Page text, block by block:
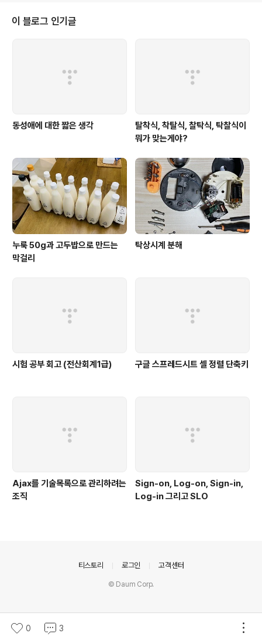
당한가? 증발량이 많은 토기 화분인가? 이런 토질은 물을 얼마나 흡수하지? 이
녀석의 잎이 이 정도면 대략 물이 빨리 마르겠군. 여기는 창가로부터..
이 블로그 인기글
동성애에 대한 짧은 생각
탈착식, 착탈식, 찰탁식, 탁찰식이
뭐가 맞는게야?
누룩 50g과 고두밥으로 만드는
막걸리
탁상시계 분해
시험 공부 회고 (전산회계1급) 구글 스프레드시트 셀 정렬 단축키
Ajax를 기술목록으로 관리하려는
조직
Sign-on, Log-on, Sign-in,
Log-in 그리고 SLO
0 3
티스토리 로그인 고객센터
© Daum Corp.